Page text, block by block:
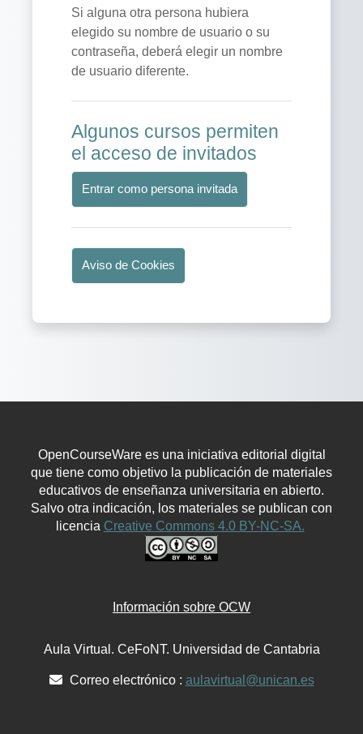
Si alguna otra persona hubiera
elegido su nombre de usuario o su
contraseña, deberá elegir un nombre
de usuario diferente.
Algunos cursos permiten
el acceso de invitados
Entrar como persona invitada
Aviso de Cookies
OpenCourseWare es una iniciativa editorial digital
que tiene como objetivo la publicación de materiales
educativos de enseñanza universitaria en abierto.
Salvo otra indicación, los materiales se publican con
licencia Creative Commons 4.0 BY-NC-SA.
Información sobre OCW
Aula Virtual. CeFoNT. Universidad de Cantabria
Correo electrónico : aulavirtual@unican.es